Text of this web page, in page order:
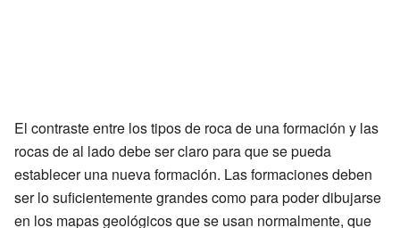
El contraste entre los tipos de roca de una formación y las
rocas de al lado debe ser claro para que se pueda
establecer una nueva formación. Las formaciones deben
ser lo suficientemente grandes como para poder dibujarse
en los mapas geológicos que se usan normalmente, que